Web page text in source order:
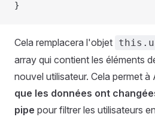
}
Cela remplacera l'objet
array qui contient les éléments
nouvel utilisateur. Cela permet à
que les données ont
pipe pour filtrer les utilisateurs